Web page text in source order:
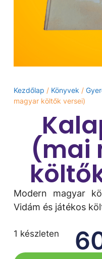
Kezdőlap / Könyvek /
magyar költők versei)
(mai
Modern magyar
Vidám és játékos
1 készleten